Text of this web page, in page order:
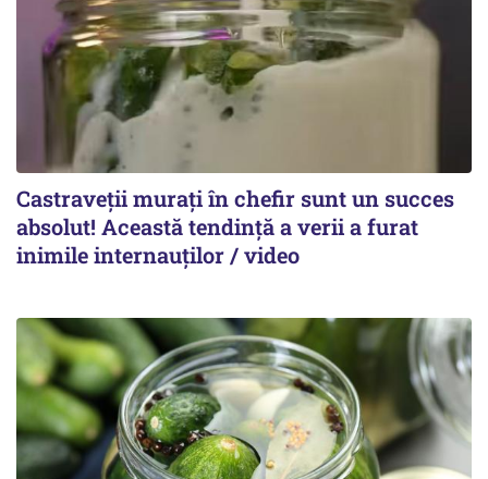
Castraveții murați în chefir sunt un succes
absolut! Această tendință a verii a furat
inimile internauților / video